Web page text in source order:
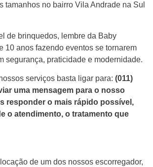
tamanhos no bairro Vila Andrade na Sul
de brinquedos, lembre da Baby
10 anos fazendo eventos se tornarem
segurança, praticidade e modernidade.
serviços basta ligar para: (011)
uma mensagem para o nosso
responder o mais rápido possível,
o atendimento, o tratamento que
de um dos nossos escorregador,